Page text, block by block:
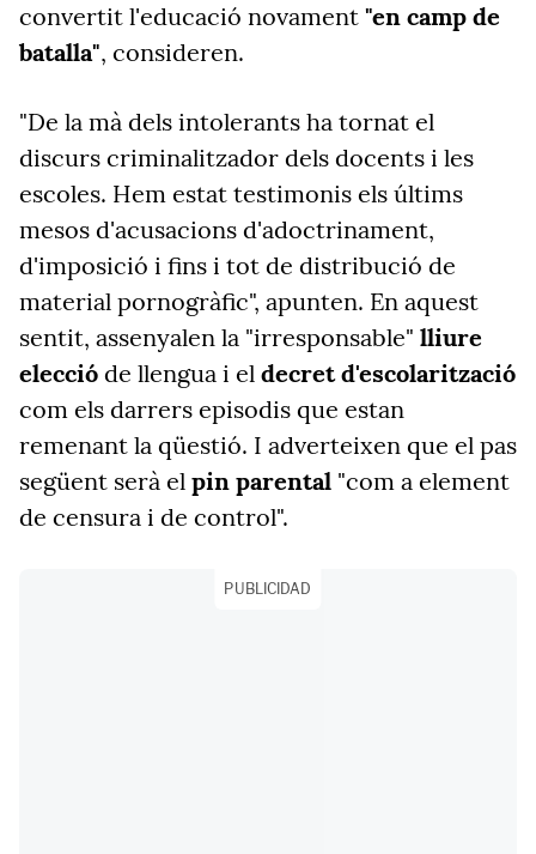
convertit l'educació novament "en camp de
batalla", consideren.
"De la mà dels intolerants ha tornat el
discurs criminalitzador dels docents i les
escoles. Hem estat testimonis els últims
mesos d'acusacions d'adoctrinament,
d'imposició i fins i tot de distribució de
material pornogràfic", apunten. En aquest
sentit, assenyalen la "irresponsable" lliure
elecció de llengua i el decret d'escolarització
com els darrers episodis que estan
remenant la qüestió. I adverteixen que el pas
següent serà el pin parental "com a element
de censura i de control".
PUBLICIDAD